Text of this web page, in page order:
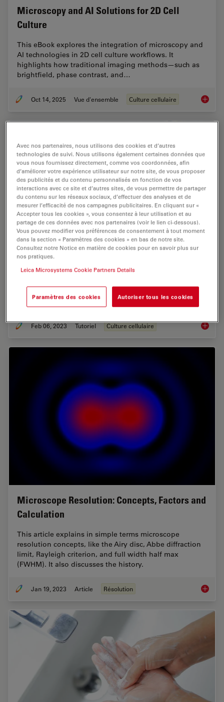
Microscopy and AI Solutions for 2D Cell
Culture
This eBook explores the integration of microscopy and
AI technologies in 2D cell culture workflows. It
highlights how traditional imaging methods—such as
brightfield, phase contrast, and…
Oct 14, 2025 Vue d'ensemble Culture cellulaire
How to do a Proper Cell Culture Quick Check
In order to successfully work with mammalian cell lines,
to guarantee consistency their growth…
Feb 06, 2023 Tutoriel Culture cellulaire How to
Microscope Resolution: Concepts, Factors and
Calculation
This article explains in simple terms microscope
resolution concepts, like the Airy disc, Abbe diffraction
limit, Rayleigh criterion, and full width half max
(FWHM). It also discusses the history.
Jan 19, 2023 Article Résolution
Avec nos partenaires, nous utilisons des cookies et d’autres
technologies de suivi. Nous utilisons également certaines données que
vous nous fournissez directement, comme vos coordonnées, afin
d’améliorer votre expérience utilisateur sur notre site, de vous proposer
des publicités et du contenu personnalisés en fonction de vos
interactions avec ce site et d’autres sites, de vous permettre de partager
du contenu sur les réseaux sociaux, d’effectuer des analyses et de
mesurer l’efficacité de nos campagnes publicitaires. En cliquant sur «
Accepter tous les cookies », vous consentez à leur utilisation et au
partage de ces données avec nos partenaires (voir le lien ci-dessous).
Vous pouvez modifier vos préférences de consentement à tout moment
dans la section « Paramètres des cookies » en bas de notre site.
Consultez notre Notice en matière de cookies pour en savoir plus sur
nos pratiques.
Leica Microsystems Cookie Partners Details
Paramètres des cookies Autoriser tous les cookies